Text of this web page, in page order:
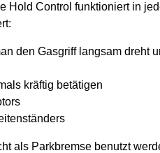
Hold Control funktioniert in
den Gasgriff langsam dreht
kräftig betätigen
als Parkbremse benutzt